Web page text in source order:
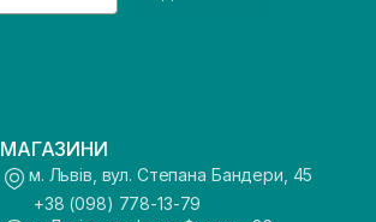
МАГАЗИНИ
м. Львів, вул. Степана Бандери, 45
+38 (098) 778-13-79